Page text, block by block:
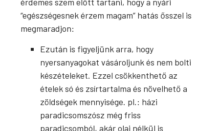
“egészségesnek érzem magam” hatás ősszel is
megmaradjon:
Ezután is figyeljünk arra, hogy
nyersanyagokat vásároljunk és nem bolti
készételeket. Ezzel csökkenthető az
ételek só és zsírtartalma és növelhető a
zöldségek mennyisége. pl.: házi
paradicsomszósz még friss
paradicsomból, akár olaj nélkül is